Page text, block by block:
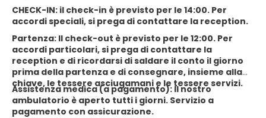
CHECK-IN: il check-in è previsto per le 14:00. Per
accordi speciali, si prega di contattare la reception.
Partenza: Il check-out è previsto per le 12:00. Per
accordi particolari, si prega di contattare la
reception e di ricordarsi di saldare il conto il giorno
prima della partenza e di consegnare, insieme alla
chiave, le tessere asciugamani e le tessere servizi.
Assistenza medica (a pagamento): Il nostro
ambulatorio è aperto tutti i giorni. Servizio a
pagamento con assicurazione.